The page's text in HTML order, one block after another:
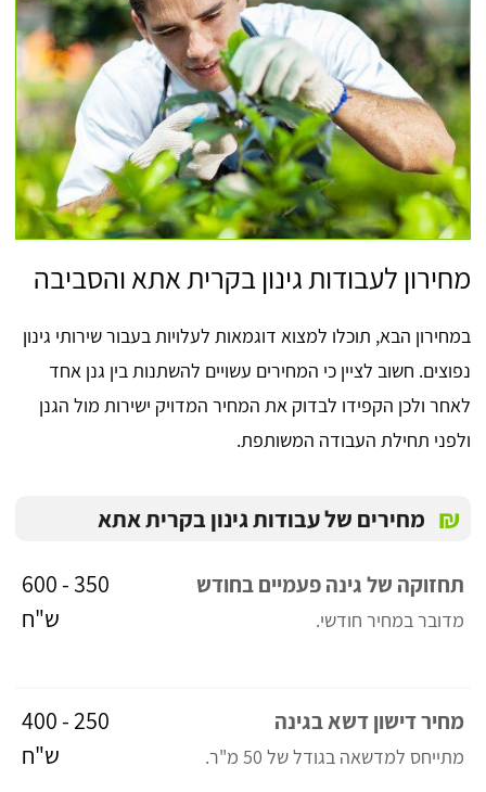
מחירון לעבודות גינון בקרית אתא והסביבה
במחירון הבא, תוכלו למצוא דוגמאות לעלויות בעבור שירותי גינון
נפוצים. חשוב לציין כי המחירים עשויים להשתנות בין גנן אחד
לאחר ולכן הקפידו לבדוק את המחיר המדויק ישירות מול הגנן
ולפני תחילת העבודה המשותפת.
₪ מחירים של עבודות גינון בקרית אתא
תחזוקה של גינה פעמיים בחודש
מדובר במחיר חודשי.
350 - 600
ש"ח
מחיר דישון דשא בגינה
מתייחס למדשאה בגודל של 50 מ"ר.
250 - 400
ש"ח